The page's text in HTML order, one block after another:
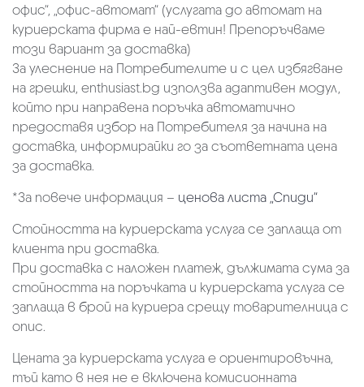
офис“, „офис-автомат“ (услугата до автомат на
куриерската фирма е най-евтин! Препоръчваме
този вариант за доставка)
За улеснение на Потребителите и с цел избягване
на грешки, enthusiast.bg използва адаптивен модул,
който при направена поръчка автоматично
предоставя избор на Потребителя за начина на
доставка, информирайки го за съответната цена
за доставка.
*За повече информация – ценова листа „Спиди“
Стойността на куриерската услуга се заплаща от
клиента при доставка.
При доставка с наложен платеж, дължимата сума за
стойността на поръчката и куриерската услуга се
заплаща в брой на куриера срещу товарителница с
опис.
Цената за куриерската услуга е ориентировъчна,
тъй като в нея не е включена комисионната